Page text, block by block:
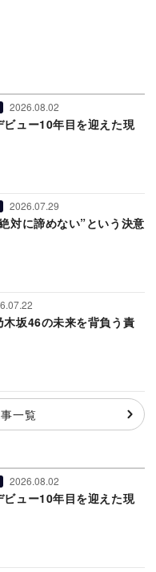
2026.08.02
ビュー10年目を迎えた現
2026.07.29
対に諦めない”という決意
木坂46の未来を背負う責
一覧
2026.08.02
ビュー10年目を迎えた現